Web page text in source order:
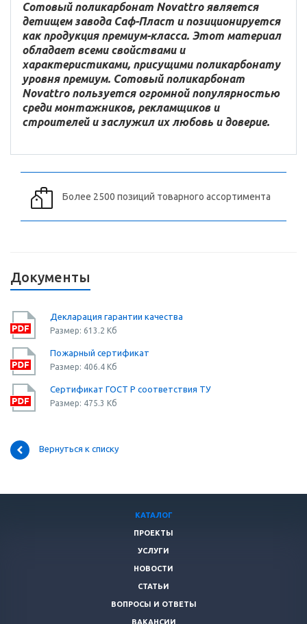
Сотовый поликарбонат Novattro является
детищем завода Саф-Пласт и позиционируется
как продукция премиум-класса. Этот материал
обладает всеми свойствами и
характеристиками, присущими поликарбонату
уровня премиум. Сотовый поликарбонат
Novattro пользуется огромной популярностью
среди монтажников, рекламщиков и
строителей и заслужил их любовь и доверие.
Более 2500 позиций товарного ассортимента
Документы
Декларация гарантии качества
Размер: 613.2 Кб
Пожарный сертификат
Размер: 406.4 Кб
Сертификат ГОСТ Р соответствия ТУ
Размер: 475.3 Кб
Вернуться к списку
КАТАЛОГ
ПРОЕКТЫ
УСЛУГИ
НОВОСТИ
СТАТЬИ
ВОПРОСЫ И ОТВЕТЫ
ВАКАНСИИ